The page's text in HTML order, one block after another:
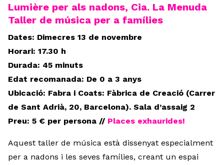
Lumière per als nadons, Cia. La Menuda
Taller de música per a famílies
Dates: Dimecres 13 de novembre
Horari: 17.30 h
Durada: 45 minuts
Edat recomanada: De 0 a 3 anys
Ubicació: Fabra i Coats: Fàbrica de Creació (Carrer
de Sant Adrià, 20, Barcelona). Sala d’assaig 2
Preu: 5 € per persona // Places exhaurides!
Aquest taller de música està dissenyat especialment
per a nadons i les seves famílies, creant un espai